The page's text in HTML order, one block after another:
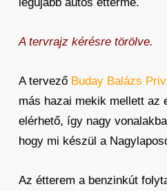
A tervrajz kérésre törölve.
A tervező Buday Balázs
más hazai mekik mellett az
elérhető, így nagy
hogy mi készül a
Az étterem a benzinkút